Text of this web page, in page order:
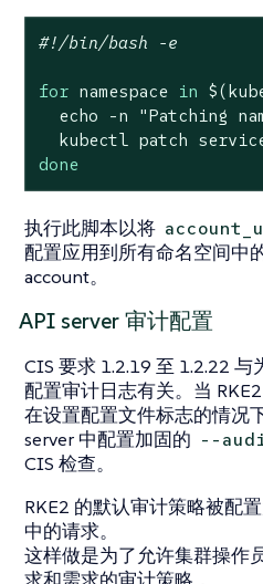
#!/bin/bash -e
for namespace in
echo -n "Patching
kubectl patch
done
执行此脚本以将
配置应用到所有命名空间中
account。
API server 审计配置
CIS 要求 1.2.19 至 1.2.22 与
配置审计日志有关。当 RKE2
在设置配置文件标志的情况
server 中配置加固的 --
CIS 检查。
RKE2 的默认审计策略被配
中的请求。
这样做是为了允许集群操作